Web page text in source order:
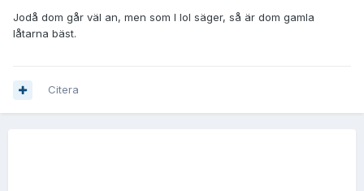
Jodå dom går väl an, men som I lol säger, så är dom gamla
låtarna bäst.
Citera